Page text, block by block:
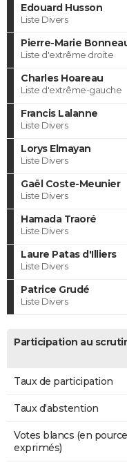
Edouard Husson
Liste Divers
Pierre-Marie
Liste d'extrême droite
Charles Hoareau
Liste d'extrême-gauche
Francis Lalanne
Liste Divers
Lorys Elmayan
Liste Divers
Gaël Coste-Meunier
Liste Divers
Hamada Traoré
Liste Divers
Laure Patas d'Illiers
Liste Divers
Patrice Grudé
Liste Divers
Participation au
Taux de participation
Taux d'abstention
Votes blancs (en
exprimés)